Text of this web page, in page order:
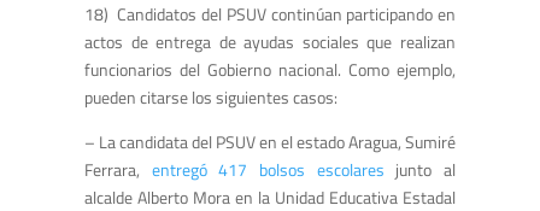
18) Candidatos del PSUV continúan participando en
actos de entrega de ayudas sociales que realizan
funcionarios del Gobierno nacional. Como ejemplo,
pueden citarse los siguientes casos:
– La candidata del PSUV en el estado Aragua, Sumiré
Ferrara, entregó 417 bolsos escolares junto al
alcalde Alberto Mora en la Unidad Educativa Estadal